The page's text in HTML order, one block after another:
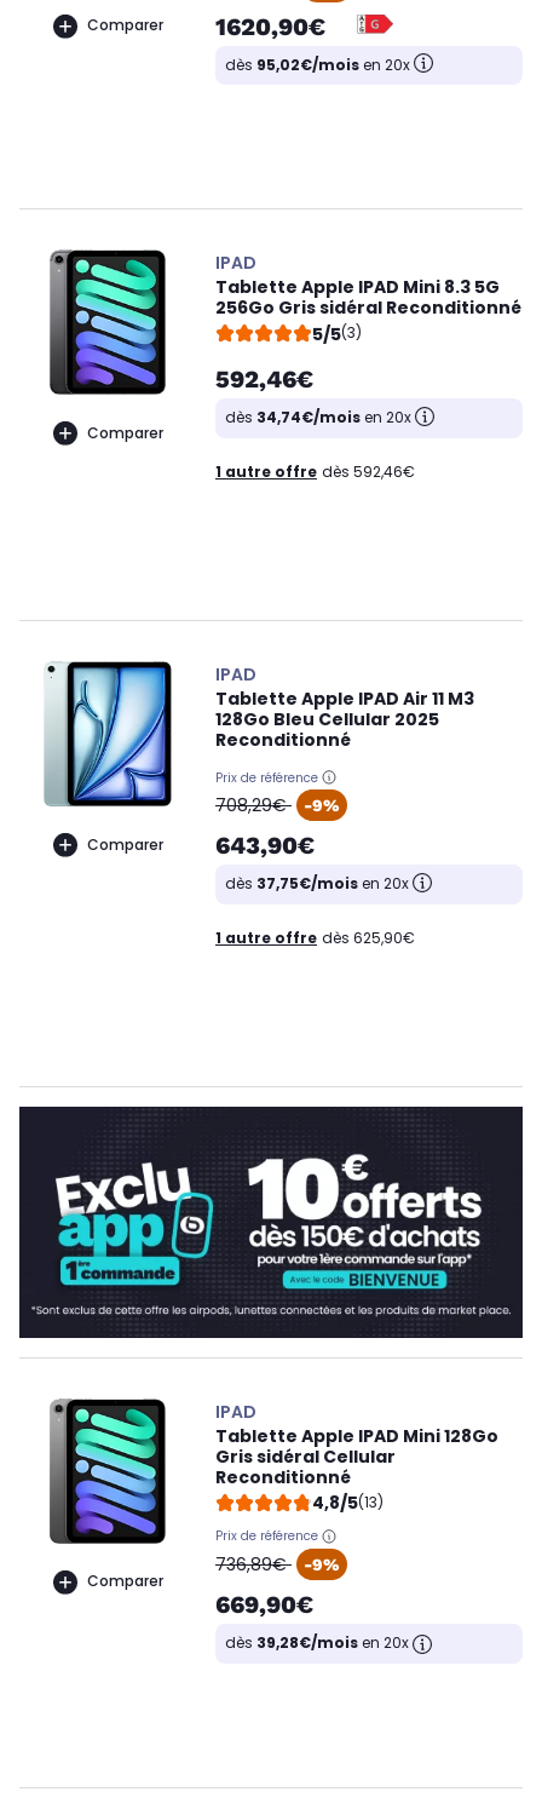
Comparer 1620,90€
dès 95,02€/moisen 20x
Comparer
IPAD
Tablette Apple IPAD Mini 8.3 5G
256Go Gris sidéral Reconditionné
5/5(3)
592,46€
dès 34,74€/moisen 20x
1 autre offre dès 592,46€
Comparer
IPAD
Tablette Apple IPAD Air 11 M3
128Go Bleu Cellular 2025
Reconditionné
Prix de référence
oldPrice
708,29€ -9%
643,90€
dès 37,75€/moisen 20x
1 autre offre dès 625,90€
Comparer
IPAD
Tablette Apple IPAD Mini 128Go
Gris sidéral Cellular
Reconditionné
4,8/5(13)
Prix de référence
oldPrice
736,89€ -9%
669,90€
dès 39,28€/moisen 20x